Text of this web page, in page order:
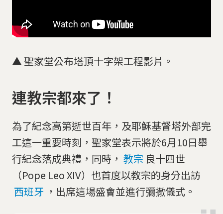
▲ 聖家堂公布塔頂十字架工程影片。
連教宗都來了！
為了紀念高第逝世百年，及耶穌基督塔外部完
工這一重要時刻，聖家堂表示將於6月10日舉
行紀念落成典禮，同時， 教宗 良十四世
（Pope Leo XIV）也首度以教宗的身分出訪
西班牙 ，出席這場盛會並進行彌撒儀式。